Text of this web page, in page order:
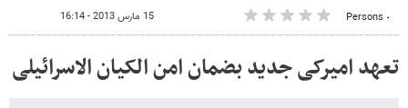
٠ Persons 15 مارس 2013 - 16:14
تعهد امیرکی جدید بضمان امن الکیان الاسرائیلی